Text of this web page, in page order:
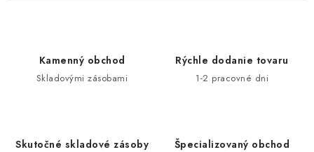
VŠEOBECNÉ NARIADENIE O BEZPEČNOSTI
PRODUKTOV (GPSR)
Doprava Navštívte našu predajňu v MARCELOVEJ »
Kamenný obchod
Skladovými zásobami
Rýchle dodanie tovaru
1-2 pracovné dni
Skutočné skladové zásoby Špecializovaný obchod